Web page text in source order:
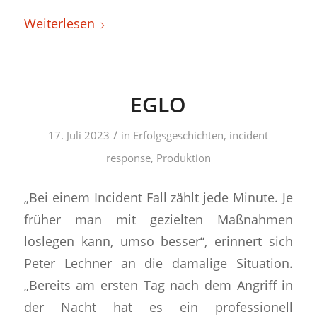
Weiterlesen
EGLO
17. Juli 2023 / in Erfolgsgeschichten, incident
response, Produktion
„Bei einem Incident Fall zählt jede Minute. Je
früher man mit gezielten Maßnahmen
loslegen kann, umso besser“, erinnert sich
Peter Lechner an die damalige Situation.
„Bereits am ersten Tag nach dem Angriff in
der Nacht hat es ein professionell